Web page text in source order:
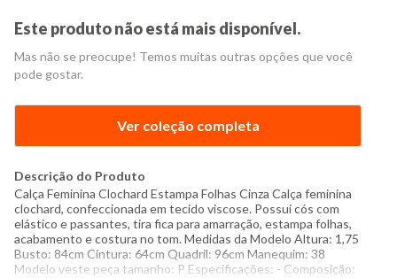
Este produto não está mais disponível.
Mas não se preocupe! Temos muitas outras opções que você
pode gostar.
Ver coleção completa
Descrição do Produto
Calça Feminina Clochard Estampa Folhas Cinza Calça feminina
clochard, confeccionada em tecido viscose. Possui cós com
elástico e passantes, tira fica para amarração, estampa folhas,
acabamento e costura no tom. Medidas da Modelo Altura: 1,75
Busto: 84cm Cintura: 64cm Quadril: 96cm Manequim: 38
Modelo veste peça tamanho: P Especificações: - Composição: